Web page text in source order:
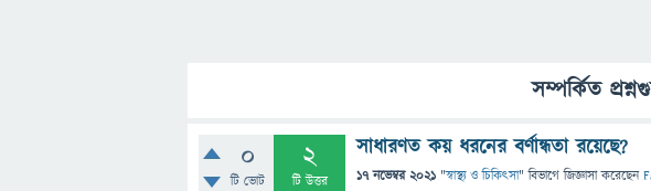
সম্পর্কিত
0
টি ভোট
2
টি উত্তর
সাধারণত কয় ধরনের বর্ণান্ধতা রয়েছে?
17 নভেম্বর 2021 "স্বাস্থ্য ও চিকিৎসা" বিভাগে জিজ্ঞাসাকরেছেন